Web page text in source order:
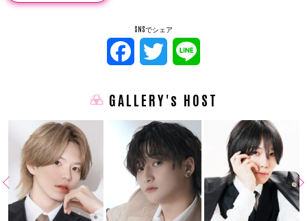
SNSでシェア
Facebook Twitter
GALLERY's HOST